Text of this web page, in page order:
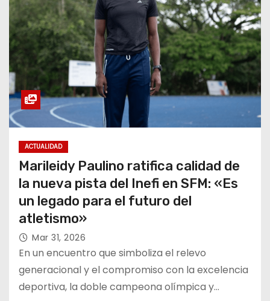
ACTUALIDAD
Marileidy Paulino ratifica calidad de
la nueva pista del Inefi en SFM: «Es
un legado para el futuro del
atletismo»
Mar 31, 2026
En un encuentro que simboliza el relevo
generacional y el compromiso con la excelencia
deportiva, la doble campeona olímpica y…